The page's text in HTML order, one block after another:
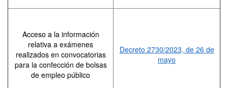
Acceso a la información
relativa a exámenes
realizados en convocatorias
para la confección de bolsas
de empleo público
Decreto 2730/2023, de 26 de
mayo